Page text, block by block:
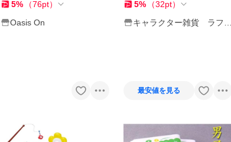
5% （76pt）
Oasis On
ー加工 ミニフィギュア
5% （32pt）
キャラクター雑貨 ラフラ
最安値を見る